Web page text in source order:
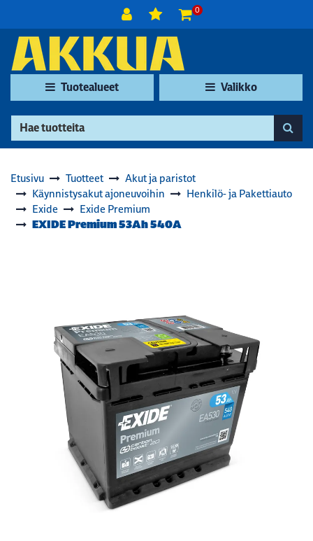
0
Tuotealueet Valikko
Etusivu Tuotteet
Akut ja paristot
Käynnistysakut ajoneuvoihin
Henkilö- ja Pakettiauto
Exide
Exide Premium
EXIDE Premium 53Ah 540A